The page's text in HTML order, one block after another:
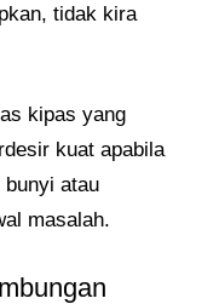
tidak kira
kipas yang
kuat apabila
atau
masalah.